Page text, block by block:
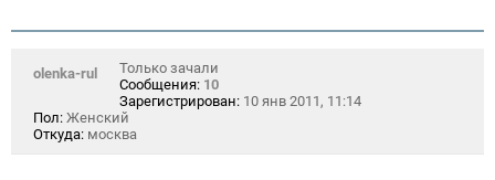
olenka-rul
Только зачали
Сообщения: 10
Зарегистрирован: 10 янв 2011, 11:14
Пол: Женский
Откуда: москва